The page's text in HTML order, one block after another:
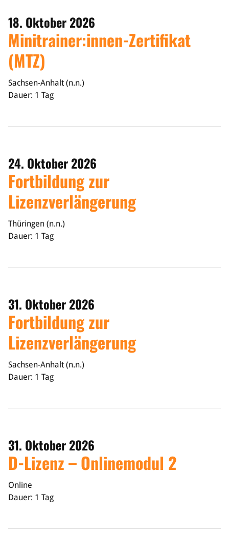
18. Oktober 2026
Minitrainer:innen-Zertifikat
(MTZ)
Sachsen-Anhalt (n.n.)
Dauer: 1 Tag
24. Oktober 2026
Fortbildung zur
Lizenzverlängerung
Thüringen (n.n.)
Dauer: 1 Tag
31. Oktober 2026
Fortbildung zur
Lizenzverlängerung
Sachsen-Anhalt (n.n.)
Dauer: 1 Tag
31. Oktober 2026
D-Lizenz – Onlinemodul 2
Online
Dauer: 1 Tag